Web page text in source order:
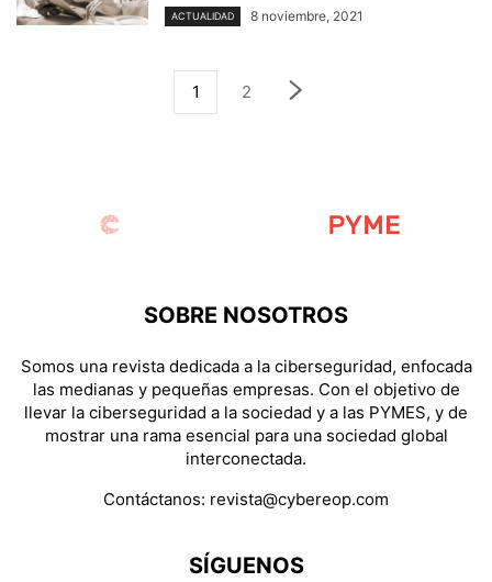
ACTUALIDAD 8 noviembre, 2021
1 2
SOBRE NOSOTROS
Somos una revista dedicada a la ciberseguridad, enfocada
las medianas y pequeñas empresas. Con el objetivo de
llevar la ciberseguridad a la sociedad y a las PYMES, y de
mostrar una rama esencial para una sociedad global
interconectada.
Contáctanos: revista@cybereop.com
SÍGUENOS